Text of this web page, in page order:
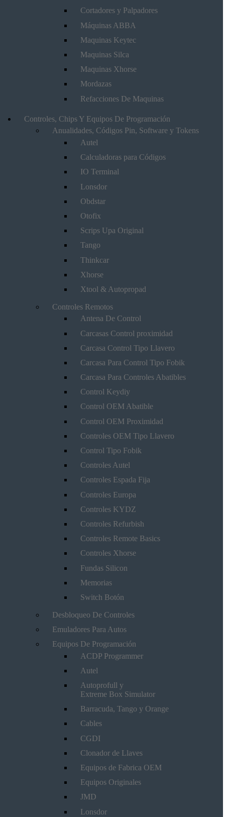
Cortadores y Palpadores
Máquinas ABBA
Maquinas Keytec
Maquinas Silca
Maquinas Xhorse
Mordazas
Refacciones De Maquinas
Controles, Chips Y Equipos De Programación
Anualidades, Códigos Pin, Software y Tokens
Autel
Calculadoras para Códigos
IO Terminal
Lonsdor
Obdstar
Otofix
Scrips Upa Original
Tango
Thinkcar
Xhorse
Xtool & Autopropad
Controles Remotos
Antena De Control
Carcasas Control proximidad
Carcasa Control Tipo Llavero
Carcasa Para Control Tipo Fobik
Carcasa Para Controles Abatibles
Control Keydiy
Control OEM Abatible
Control OEM Proximidad
Controles OEM Tipo Llavero
Control Tipo Fobik
Controles Autel
Controles Espada Fija
Controles Europa
Controles KYDZ
Controles Refurbish
Controles Remote Basics
Controles Xhorse
Fundas Silicon
Memorias
Switch Botón
Desbloqueo De Controles
Emuladores Para Autos
Equipos De Programación
ACDP Programmer
Autel
Autoprofull y
Extreme Box Simulator
Barracuda, Tango y Orange
Cables
CGDI
Clonador de Llaves
Equipos de Fabrica OEM
Equipos Originales
JMD
Lonsdor